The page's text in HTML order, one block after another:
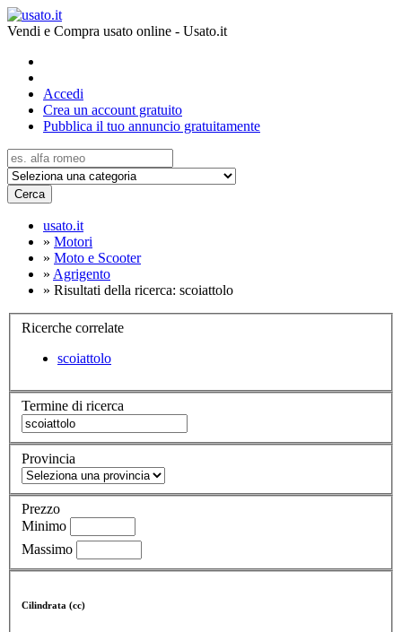
Vendi e Compra usato online - Usato.it
Accedi
Crea un account gratuito
Pubblica il tuo annuncio gratuitamente
Cerca
usato.it
» Motori
» Moto e Scooter
» Agrigento
» Risultati della ricerca: scoiattolo
Ricerche correlate
scoiattolo
Termine di ricerca
Provincia
Prezzo
Minimo
Massimo
Cilindrata (cc)